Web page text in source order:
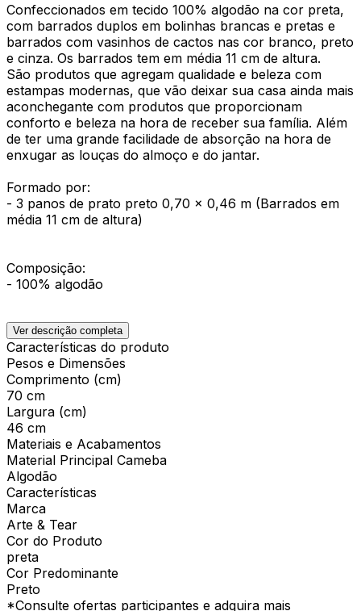
Confeccionados em tecido 100% algodão na cor preta,
com barrados duplos em bolinhas brancas e pretas e
barrados com vasinhos de cactos nas cor branco, preto
e cinza. Os barrados tem em média 11 cm de altura.
São produtos que agregam qualidade e beleza com
estampas modernas, que vão deixar sua casa ainda mais
aconchegante com produtos que proporcionam
conforto e beleza na hora de receber sua família. Além
de ter uma grande facilidade de absorção na hora de
enxugar as louças do almoço e do jantar.
Formado por:
- 3 panos de prato preto 0,70 x 0,46 m (Barrados em
média 11 cm de altura)
Composição:
- 100% algodão
Ver descrição completa
Características do produto
Pesos e Dimensões
Comprimento (cm)
70 cm
Largura (cm)
46 cm
Materiais e Acabamentos
Material Principal Cameba
Algodão
Características
Marca
Arte & Tear
Cor do Produto
preta
Cor Predominante
Preto
*Consulte ofertas participantes e adquira mais